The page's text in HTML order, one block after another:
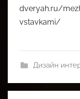
dveryah.ru/
vstavkami/
Дизайн